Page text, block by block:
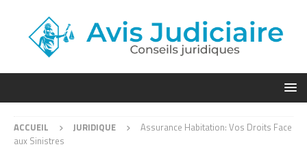
ACCUEIL JURIDIQUE
Assurance Habitation: Vos Droits Face
aux Sinistres